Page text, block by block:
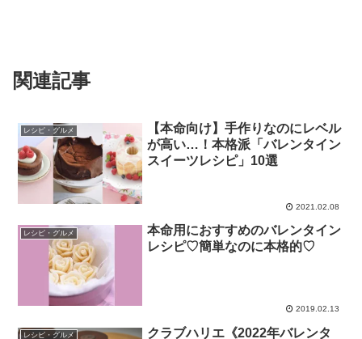
関連記事
レシピ・グルメ
【本命向け】手作りなのにレベル
が高い…！本格派「バレンタイン
スイーツレシピ」10選
2021.02.08
レシピ・グルメ
本命用におすすめのバレンタイン
レシピ♡簡単なのに本格的♡
2019.02.13
レシピ・グルメ
クラブハリエ《2022年バレンタ